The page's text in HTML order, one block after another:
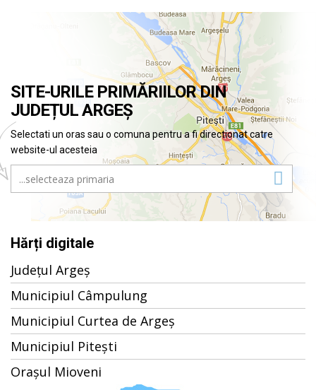
SITE-URILE PRIMĂRIILOR DIN
JUDEȚUL ARGEȘ
Selectati un oras sau o comuna pentru a fi directionat catre
website-ul acesteia
Hărți digitale
Județul Argeș
Municipiul Câmpulung
Municipiul Curtea de Argeș
Municipiul Pitești
Orașul Mioveni